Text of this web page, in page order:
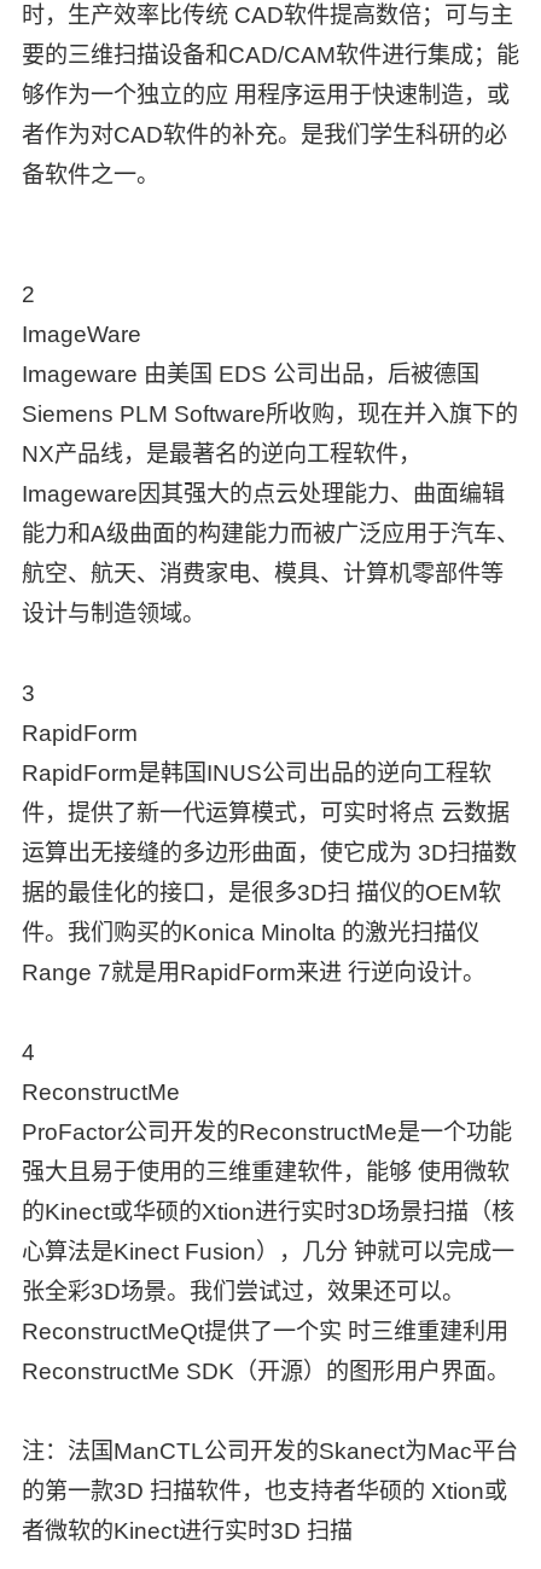
时，生产效率比传统 CAD软件提高数倍；可与主
要的三维扫描设备和CAD/CAM软件进行集成；能
够作为一个独立的应 用程序运用于快速制造，或
者作为对CAD软件的补充。是我们学生科研的必
备软件之一。
2
ImageWare
Imageware 由美国 EDS 公司出品，后被德国
Siemens PLM Software所收购，现在并入旗下的
NX产品线，是最著名的逆向工程软件，
Imageware因其强大的点云处理能力、曲面编辑
能力和A级曲面的构建能力而被广泛应用于汽车、
航空、航天、消费家电、模具、计算机零部件等
设计与制造领域。
3
RapidForm
RapidForm是韩国INUS公司出品的逆向工程软
件，提供了新一代运算模式，可实时将点 云数据
运算出无接缝的多边形曲面，使它成为 3D扫描数
据的最佳化的接口，是很多3D扫 描仪的OEM软
件。我们购买的Konica Minolta 的激光扫描仪
Range 7就是用RapidForm来进 行逆向设计。
4
ReconstructMe
ProFactor公司开发的ReconstructMe是一个功能
强大且易于使用的三维重建软件，能够 使用微软
的Kinect或华硕的Xtion进行实时3D场景扫描（核
心算法是Kinect Fusion），几分 钟就可以完成一
张全彩3D场景。我们尝试过，效果还可以。
ReconstructMeQt提供了一个实 时三维重建利用
ReconstructMe SDK（开源）的图形用户界面。
注：法国ManCTL公司开发的Skanect为Mac平台
的第一款3D 扫描软件，也支持者华硕的 Xtion或
者微软的Kinect进行实时3D 扫描